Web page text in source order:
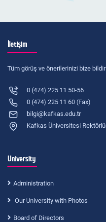
İletişim
Tüm görüş ve önerilerinizi bize
0 (474) 225 11 50-56
0 (474) 225 11 60 (Fax)
bilgi@kafkas.edu.tr
Kafkas Üniversitesi
University
Administration
Our University with Photos
Board of Directors